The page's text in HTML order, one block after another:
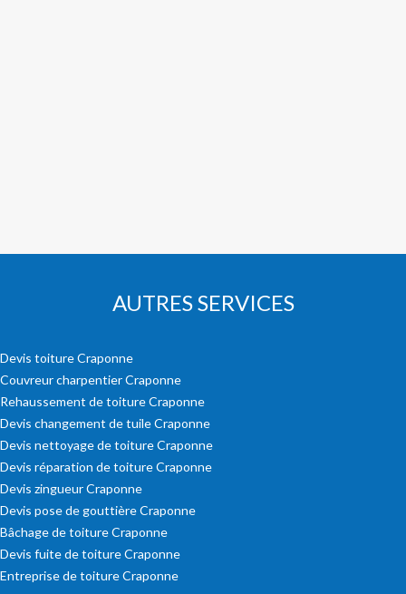
AUTRES SERVICES
Devis toiture Craponne
Couvreur charpentier Craponne
Rehaussement de toiture Craponne
Devis changement de tuile Craponne
Devis nettoyage de toiture Craponne
Devis réparation de toiture Craponne
Devis zingueur Craponne
Devis pose de gouttière Craponne
Bâchage de toiture Craponne
Devis fuite de toiture Craponne
Entreprise de toiture Craponne